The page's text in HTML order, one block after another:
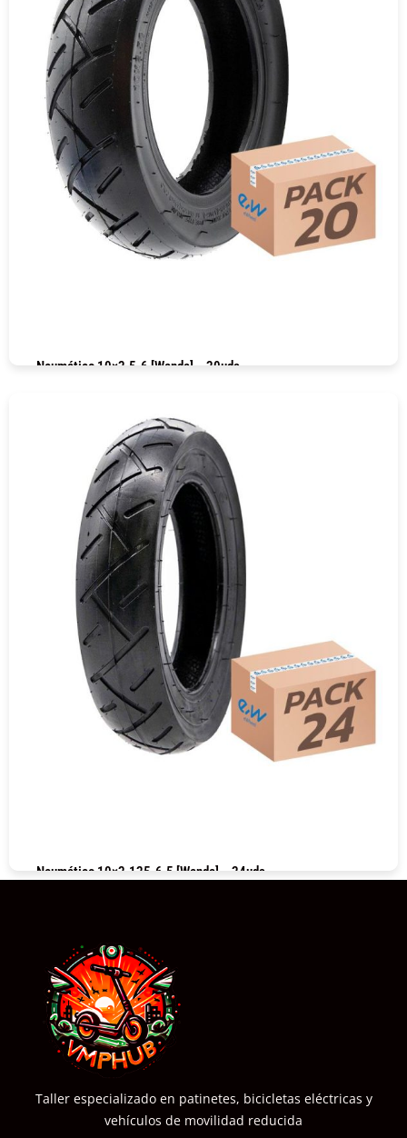
Neumático 10×2.5-6 [Wanda] – 20uds
Neumático 10×2.125-6.5 [Wanda] – 24uds
Taller especializado en patinetes, bicicletas eléctricas y
vehículos de movilidad reducida